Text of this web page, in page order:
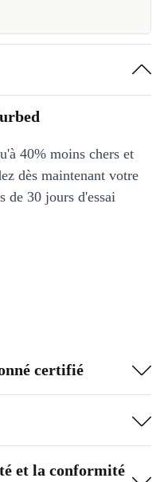
40% moins chers et
dès maintenant votre
de 30 jours d'essai
certifié
et la conformité